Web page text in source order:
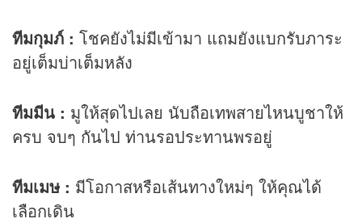
ทีมกุมภ์ : โชคยังไม่มีเข้ามา แถมยังแบกรับภาระ
อยู่เต็มบ่าเต็มหลัง
ทีมมีน : มูให้สุดไปเลย นับถือเทพสายไหนบูชาให้
ครบ จบๆ กันไป ท่านรอประทานพรอยู่
ทีมเมษ : มีโอกาสหรือเส้นทางใหม่ๆ ให้คุณได้
เลือกเดิน